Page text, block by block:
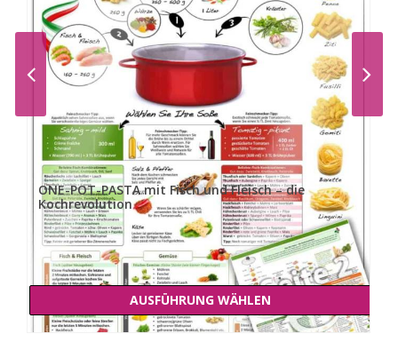
ONE-POT-PASTA mit Fisch und Fleisch – die
Kochrevolution
11,00€
AUSFÜHRUNG WÄHLEN
Dieses